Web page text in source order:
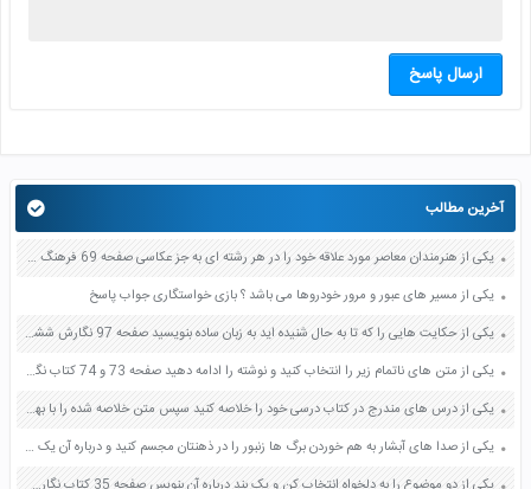
ارسال پاسخ
آخرین مطالب
یکی از هنرمندان معاصر مورد علاقه خود را در هر رشته ای به جز عکاسی صفحه 69 فرهنگ و هنر نهم
یکی از مسیر های عبور و مرور خودروها می باشد ؟ بازی خواستگاری جواب پاسخ
یکی از حکایت هایی را که تا به حال شنیده اید به زبان ساده بنویسید صفحه 97 نگارش ششم دبستان
یکی از متن های ناتمام زیر را انتخاب کنید و نوشته را ادامه دهید صفحه 73 و 74 کتاب نگارش فارسی پنجم دبستان
یکی از درس های مندرج در کتاب درسی خود را خلاصه کنید سپس متن خلاصه شده را با بهره گیری از روش های دسته بندی نمودار جدول نقشه مفهومی نشان دهید صفحه 118 نگارش یازدهم
یکی از صدا های آبشار به هم خوردن برگ ها زنبور را در ذهنتان مجسم کنید و درباره آن یک بند بنویسید صفحه 11 نگارش پنجم